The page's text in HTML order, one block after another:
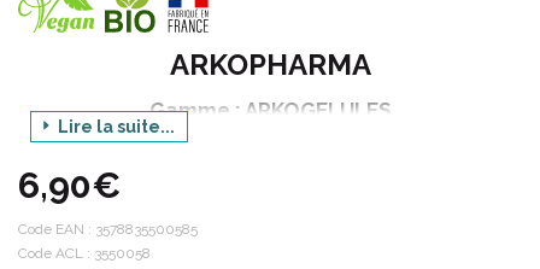
ARKOPHARMA
Gamme : ARKOGELULES
Déclinaison : BIO
Produit : LEVURE DE BIERE - 1335 mg Revivifiable
Conditionnement : 45 gélules
Lire la suite...
6,90€
Code EAN : 3578835500585
Code ACL : 3550058